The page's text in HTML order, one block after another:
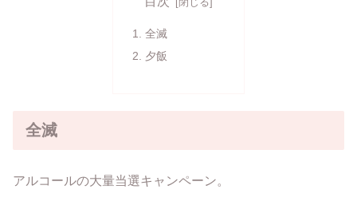
全滅
夕飯
全滅
アルコールの大量当選キャンペーン。